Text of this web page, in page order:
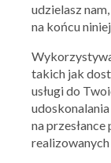
Ważna:
udzielasz
na końcu
takich jak
usługi do
na